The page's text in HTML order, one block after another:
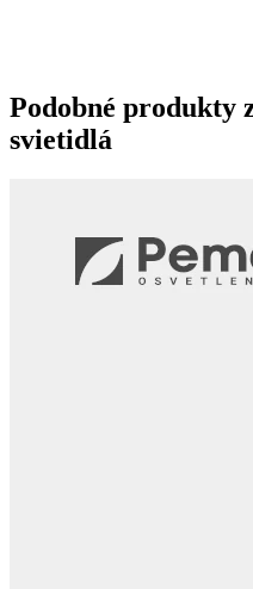
Podobné produkty
svietidlá